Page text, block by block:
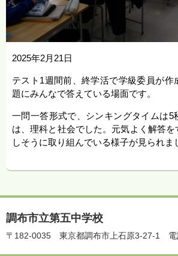
2025年2月21日
テスト1週間前、終学活で学級委員が作
題にみんなで答えている場面です。
一問一答形式で、シンキングタイムは5
は、理科と社会でした。元気よく解答
しそうに取り組んでいる様子が見られま
調布市立第五中学校
〒182-0035 東京都調布市上石原3-27-1